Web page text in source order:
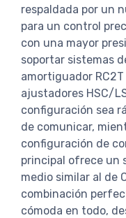
respaldada por un
para un control
con una mayor
soportar sistemas
amortiguador
ajustadores HSC/
configuración sea
de comunicar,
configuración de
principal ofrece un
medio similar al de
combinación
cómoda en todo,